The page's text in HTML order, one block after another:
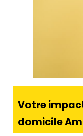
Votre
domicile